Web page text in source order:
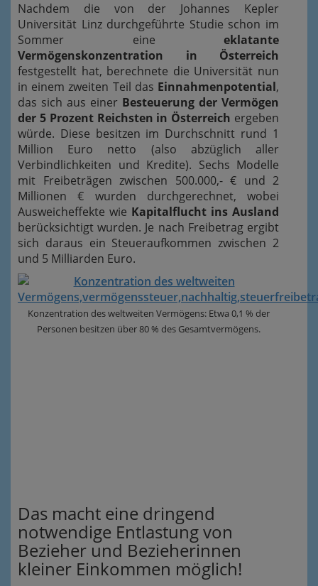
Nachdem die von der Johannes Kepler
Universität Linz durchgeführte Studie schon im
Sommer eine eklatante
Vermögenskonzentration in Österreich
festgestellt hat, berechnete die Universität nun
in einem zweiten Teil das Einnahmenpotential,
das sich aus einer Besteuerung der Vermögen
der 5 Prozent Reichsten in Österreich ergeben
würde. Diese besitzen im Durchschnitt rund 1
Million Euro netto (also abzüglich aller
Verbindlichkeiten und Kredite). Sechs Modelle
mit Freibeträgen zwischen 500.000,- € und 2
Millionen € wurden durchgerechnet, wobei
Ausweicheffekte wie Kapitalflucht ins Ausland
berücksichtigt wurden. Je nach Freibetrag ergibt
sich daraus ein Steueraufkommen zwischen 2
und 5 Milliarden Euro.
Konzentration des weltweiten Vermögens: Etwa 0,1 % der
Personen besitzen über 80 % des Gesamtvermögens.
Das macht eine dringend
notwendige Entlastung von
Bezieher und Bezieherinnen
kleiner Einkommen möglich!